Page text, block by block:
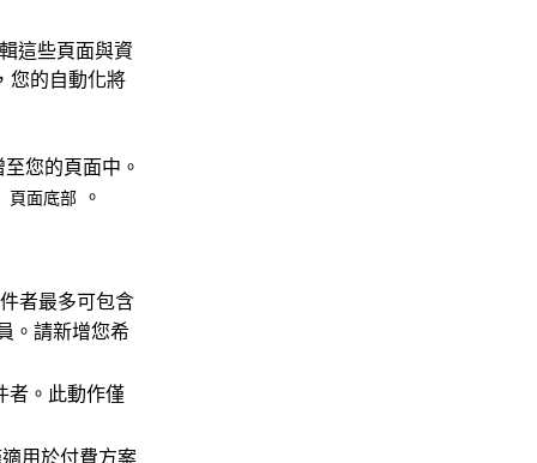
這些頁面與資
您的自動化將
您的頁面中。
頁面底部 。
者最多可包含
。請新增您希
者。此動作僅
用於付費方案